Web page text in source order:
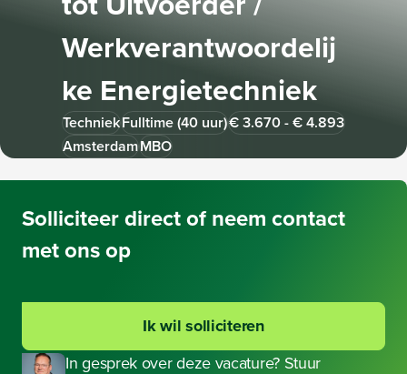
Werkverantwoordelij
ke Energietechniek
TechniekFulltime (40 uur)€ 3.670 - € 4.893
AmsterdamMBO
Solliciteerdirect of neem contact
met ons op
Ik wil solliciteren
In gesprek over deze vacature? Stuur